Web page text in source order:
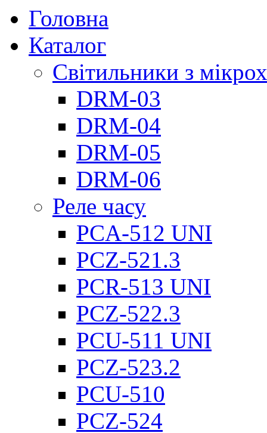
Головна
Каталог
Світильники з
DRM-03
DRM-04
DRM-05
DRM-06
Реле часу
PCA-512 UNI
PCZ-521.3
PCR-513 UNI
PCZ-522.3
PCU-511 UNI
PCZ-523.2
PCU-510
PCZ-524